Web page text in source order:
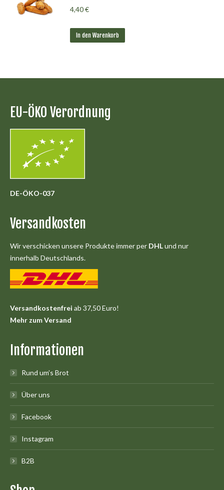
4,40€
In den Warenkorb
EU-ÖKO Verordnung
DE-ÖKO-037
Versandkosten
Wir verschicken unsere Produkte immer per DHLund nur
innerhalb Deutschlands.
Versandkostenfrei ab 37,50 Euro!
Mehr zum Versand
Informationen
Rund um’s Brot
Über uns
Facebook
Instagram
B2B